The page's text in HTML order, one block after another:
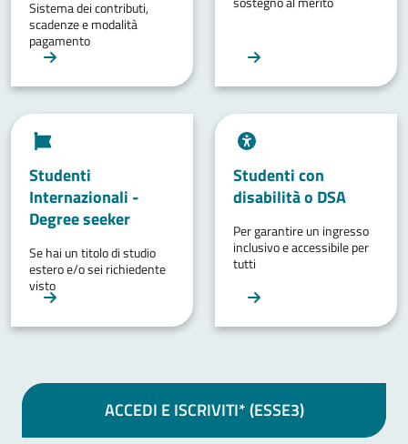
Sistema dei contributi,
scadenze e modalità
pagamento
Studenti
Internazionali -
Degree seeker
Se hai un titolo di studio
estero e/o sei richiedente
visto
Studenti con
disabilità o DSA
Per garantire un ingresso
inclusivo e accessibile per
tutti
ACCEDI E ISCRIVITI* (ESSE3)